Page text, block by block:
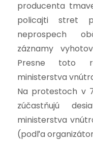
producenta
policajti stret
neprospech
záznamy
Presne toto
ministerstva
Na protestoch v
zúčastňujú
ministerstva
(podľa